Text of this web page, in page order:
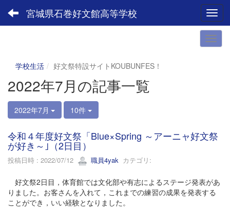
宮城県石巻好文館高等学校
学校生活 好文祭特設サイトKOUBUNFES！
2022年7月の記事一覧
2022年7月 10件
令和４年度好文祭「Blue×Spring ～アーニャ好文祭
が好き～｣（2日目）
投稿日時 : 2022/07/12 職員4yak カテゴリ:
好文祭2日目，体育館では文化部や有志によるステージ発表があ
りました。お客さんを入れて，これまでの練習の成果を発表する
ことができ，いい経験となりました。